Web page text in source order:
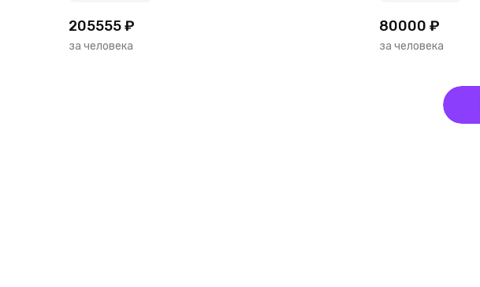
205555 ₽
за человека
80000 ₽
за человека